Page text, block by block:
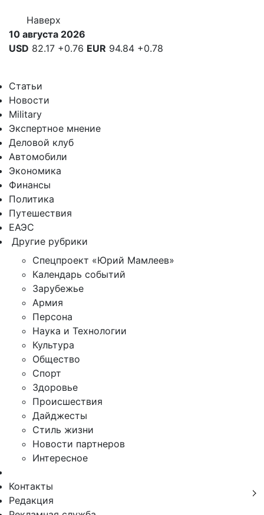
Наверх
10 августа 2026
USD 82.17 +0.76 EUR 94.84 +0.78
Статьи
Новости
Military
Экспертное мнение
Деловой клуб
Автомобили
Экономика
Финансы
Политика
Путешествия
ЕАЭС
Другие рубрики
Спецпроект «Юрий Мамлеев»
Календарь событий
Зарубежье
Армия
Персона
Наука и Технологии
Культура
Общество
Спорт
Здоровье
Происшествия
Дайджесты
Стиль жизни
Новости партнеров
Интересное
Контакты
Редакция